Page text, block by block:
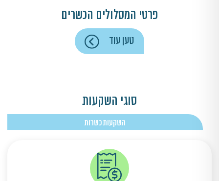
פרטי המסלולים הכשרים
טען עוד
סוגי השקעות
השקעות כשרות